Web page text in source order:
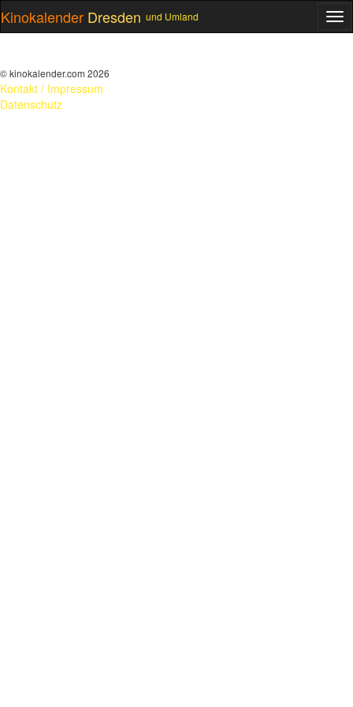
Kinokalender Dresden und Umland
© kinokalender.com 2026
Kontakt / Impressum
Datenschutz